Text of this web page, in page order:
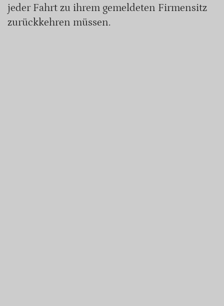
jeder Fahrt zu ihrem gemeldeten Firmensitz
zurückkehren müssen.